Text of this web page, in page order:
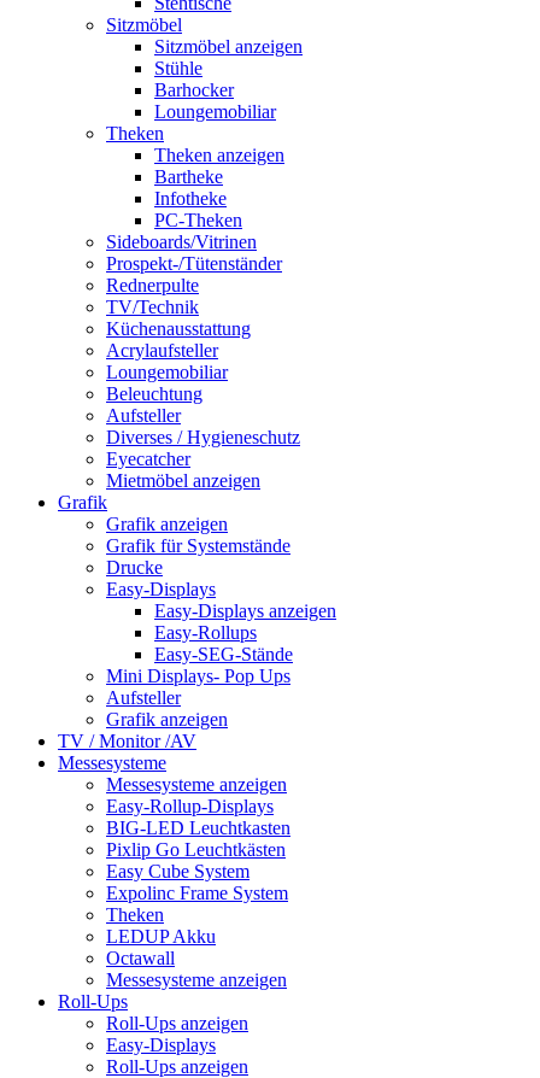
Sitzmöbel
Sitzmöbel anzeigen
Stühle
Barhocker
Loungemobiliar
Theken
Theken anzeigen
Bartheke
Infotheke
PC-Theken
Sideboards/Vitrinen
Prospekt-/Tütenständer
Rednerpulte
TV/Technik
Küchenausstattung
Acrylaufsteller
Loungemobiliar
Beleuchtung
Aufsteller
Diverses / Hygieneschutz
Eyecatcher
Mietmöbel anzeigen
Grafik
Grafik anzeigen
Grafik für Systemstände
Drucke
Easy-Displays
Easy-Displays anzeigen
Easy-Rollups
Easy-SEG-Stände
Mini Displays- Pop Ups
Aufsteller
Grafik anzeigen
TV / Monitor /AV
Messesysteme
Messesysteme anzeigen
Easy-Rollup-Displays
BIG-LED Leuchtkasten
Pixlip Go Leuchtkästen
Easy Cube System
Expolinc Frame System
Theken
LEDUP Akku
Octawall
Messesysteme anzeigen
Roll-Ups
Roll-Ups anzeigen
Easy-Displays
Roll-Ups anzeigen